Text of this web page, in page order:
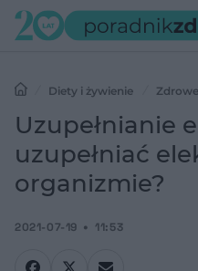
Diety i żywienie
elektrolitów. Jak uzupełniać
Uzupełnianie
uzupełniać
organizmie?
2021-07-19 11:53